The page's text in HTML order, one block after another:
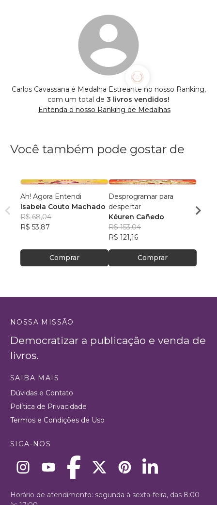
Carlos Cavassana é Medalha Estreante no nosso Ranking,
com um total de 3 livros vendidos!
Entenda o nosso Ranking de Medalhas
Você também pode gostar de
Ah! Agora Entendi
Isabela Couto Machado
R$ 68,04
R$ 53,87
Comprar
Desprogramar para
despertar
Kéuren Cañedo
R$ 153,04
R$ 121,16
Comprar
Si.
Vol.01
NOSSA MISSÃO
Democratizar a publicação e venda de
livros.
SAIBA MAIS
Dúvidas e Contato
Política de Privacidade
Termos e Condições de Uso
SIGA-NOS
Horário de atendimento: segunda à sexta-feira, das 8:00